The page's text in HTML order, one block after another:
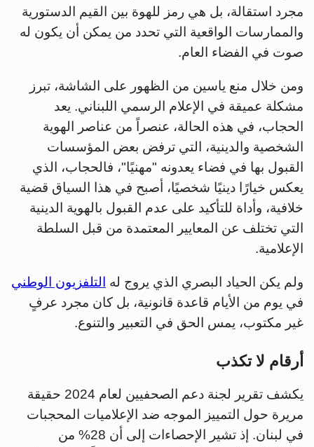
مجرد استقالة، بل هي رمز للهوة بين القيم الدستورية
والممارسات الواقعية التي تحدد من يمكن أن يكون له
صوت في الفضاء العام.
ومن خلال منع ياسين من الظهور على الشاشة، تبرز
مشكلة عميقة في الإعلام الرسمي اللبناني. يعد
الحجاب، في هذه الحالة، عنصراً من عناصر الهوية
الشخصية والدينية، التي ترفض بعض المؤسسات
القبول بها في فضاء يعدونه "مهنيًا"، فالحجاب، الذي
يعكس خيارًا دينيًا شخصيًا، أصبح في هذا السياق قضية
خلافية، وأداة للتأكيد على عدم القبول بالهوية الدينية
التي تختلف عن المعايير المعتمدة من قبل السلطة
الإعلامية.
ولم يكن الحياد البصري الذي يروج له
التلفزيون الوطني
في يوم من الأيام قاعدة قانونية، بل كان مجرد عرفٍ
غير مكتوب، يمس الحق في التعبير والتنوع.
أرقام لا تكذب
يكشف تقرير لجنة دعم الصحفيين لعام 2024 حقيقة
مريرة حول التمييز الموجه ضد الإعلاميات المحجبات
في لبنان. إذ تشير الإحصاءات إلى أن 28% من